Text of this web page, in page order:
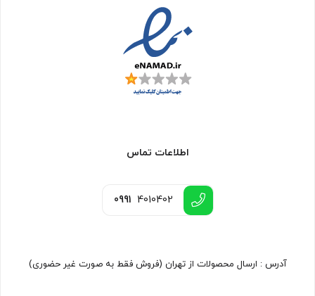
اطلاعات تماس
0991 4010402
آدرس : ارسال محصولات از تهران (فروش فقط به صورت غیر حضوری)